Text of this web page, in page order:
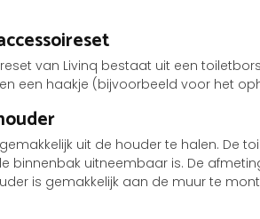
van Livinq bestaat uit een
een haakje (bijvoorbeeld voor het
uit de houder te halen. De
binnenbak uitneembaar is. De
is gemakkelijk aan de muur te